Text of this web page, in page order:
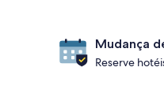
Mudança
Reserve